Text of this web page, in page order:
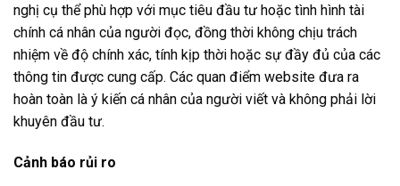
nghị cụ thể phù hợp với mục tiêu đầu tư hoặc tình hình tài
chính cá nhân của người đọc, đồng thời không chịu trách
nhiệm về độ chính xác, tính kịp thời hoặc sự đầy đủ của các
thông tin được cung cấp. Các quan điểm website đưa ra
hoàn toàn là ý kiến cá nhân của người viết và không phải lời
khuyên đầu tư.
Cảnh báo rủi ro